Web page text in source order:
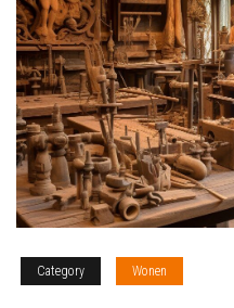
Category Wonen